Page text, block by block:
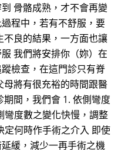
骨骼成熟，才不會再變
程中，若有不舒服，要
良的結果，一方面也讓
我們將安排你（妳）在
檢查，在這門診只有脊
將有很充裕的時間跟醫
間，我們會 1. 依側彎度
彎度數之變化快慢，調整
定何時作手術之介入 即使
緩，減少一再手術之機